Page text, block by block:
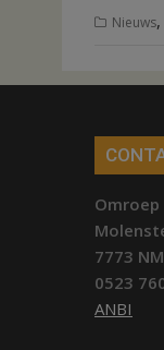
Nieuws,
Omroep
7773
0523
ANBI